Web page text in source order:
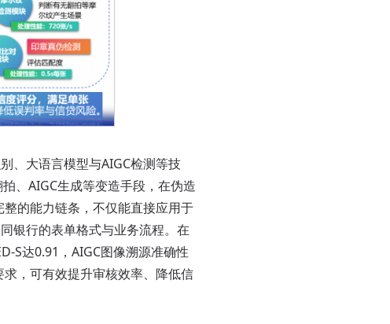
、大语言模型与AIGC检测等技
、AIGC生成等变造手段，在伪造
的能力链条，不仅能直接应用于
银行的表单格式与业务流程。在
S达0.91，AIGC图像溯源准确性
，可有效提升审核效率、降低信